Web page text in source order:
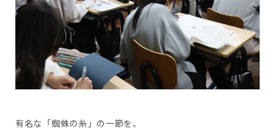
有名な「蜘蛛の糸」の一節を、